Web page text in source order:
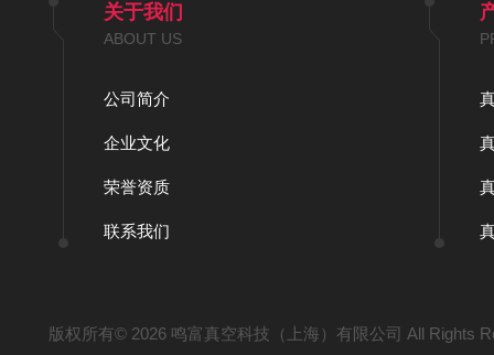
关于我们
ABOUT US
公司简介
企业文化
荣誉资质
联系我们
版权所有© 2026 鸣富真空科技（上海）有限公司 All Rights